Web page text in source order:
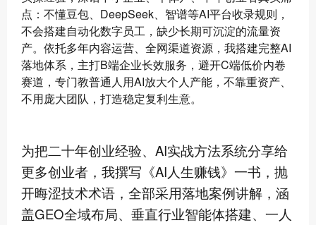
点：不懂豆包、DeepSeek、智谱等AI平台收录规则，
不会搭建自动化数字员工，缺少长期可沉淀的流量资
产。依托多年内容运营、全网渠道资源，我搭建完整AI
落地体系，主打B端企业长效服务，避开C端低价内卷
赛道，专门教普通人用AI放大个人产能，不靠重资产、
不用庞大团队，打造稳定复利生意。
为把二十年创业经验、AI实战方法系统分享给
更多创业者，我撰写《AI人生赚钱》一书，抛
开晦涩技术术语，全部采用落地案例讲解，涵
盖GEO全域布局、垂直行业智能体搭建、一人